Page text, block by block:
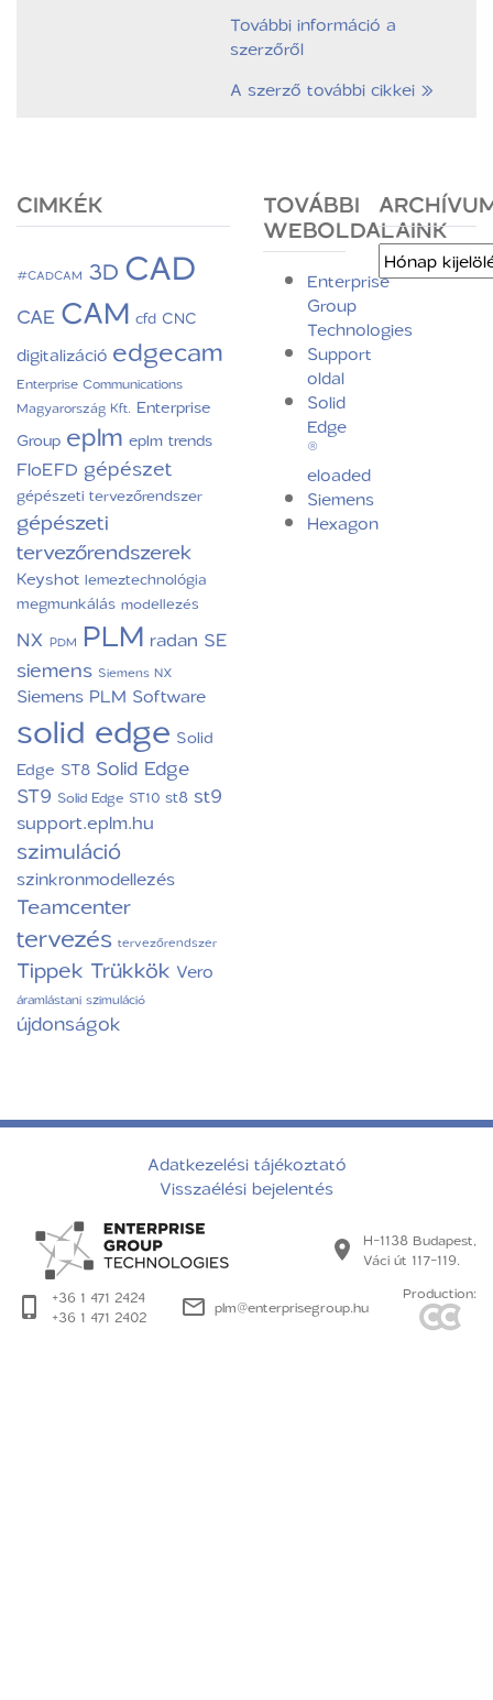
További információ a
szerzőről
A szerző további cikkei »
CIMKÉK
#CADCAM 3DCAD
CAE CAM cfd CNC
digitalizáció edgecam
Enterprise Communications
Magyarország Kft. Enterprise
Group eplm eplm trends
FloEFD gépészet
gépészeti tervezőrendszer
gépészeti
tervezőrendszerek
Keyshot lemeztechnológia
megmunkálás modellezés
NX PDM PLM radan SE
siemens Siemens NX
Siemens PLM Software
solid edge Solid
Edge ST8 Solid Edge
ST9 Solid Edge ST10 st8 st9
support.eplm.hu
szimuláció
szinkronmodellezés
Teamcenter
tervezés tervezőrendszer
Tippek Trükkök Vero
áramlástani szimuláció
újdonságok
TOVÁBBI
WEBOLDALAINK
Enterprise
Group
Technologies
Support
oldal
Solid
Edge
®
eloaded
Siemens
Hexagon
Archívum
Adatkezelési tájékoztató
Visszaélési bejelentés
H-1138 Budapest,
Váci út 117-119.
+36 1 471 2424
+36 1 471 2402
plm@enterprisegroup.hu
Production: